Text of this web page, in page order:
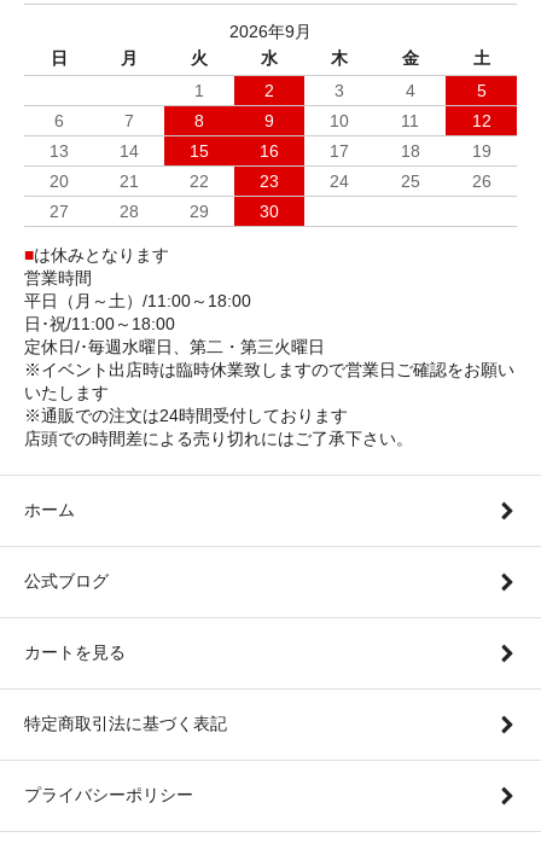
2026年9月
日
月 火 水 木 金
土
1
2 3 4
5
6
7 8 9 10 11
12
13
14 15 16 17 18
19
20
21 22 23 24 25
26
27
28 29 30
■は休みとなります
営業時間
平日（月～土）/11:00～18:00
日･祝/11:00～18:00
定休日/･毎週水曜日、第二・第三火曜日
※イベント出店時は臨時休業致しますので営業日ご確認をお願い
いたします
※通販での注文は24時間受付しております
店頭での時間差による売り切れにはご了承下さい。
ホーム
公式ブログ
カートを見る
特定商取引法に基づく表記
プライバシーポリシー